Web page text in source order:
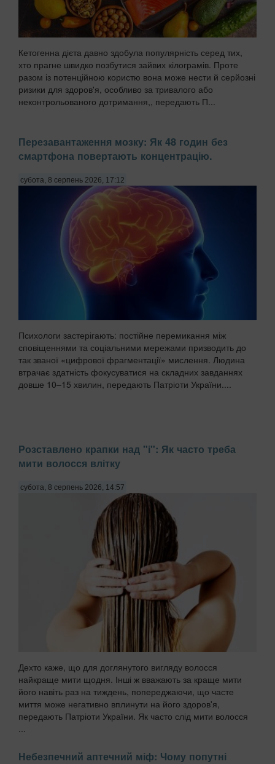
Кетогенна дієта давно здобула популярність серед тих,
хто прагне швидко позбутися зайвих кілограмів. Проте
разом із потенційною користю вона може нести й серйозні
ризики для здоров'я, особливо за тривалого або
неконтрольованого дотримання,, передають П...
Перезавантаження мозку: Як 48 годин без
смартфона повертають концентрацію.
субота, 8 серпень 2026, 17:12
Психологи застерігають: постійне перемикання між
сповіщеннями та соціальними мережами призводить до
так званої «цифрової фрагментації» мислення. Людина
втрачає здатність фокусуватися на складних завданнях
довше 10–15 хвилин, передають Патріоти України....
Розставлено крапки над "і": Як часто треба
мити волосся влітку
субота, 8 серпень 2026, 14:57
Дехто каже, що для доглянутого вигляду волосся
найкраще мити щодня. Інші ж вважають за краще мити
його навіть раз на тиждень, попереджаючи, що часте
миття може негативно вплинути на його здоров'я,
передають Патріоти України. Як часто слід мити волосся
Небезпечний аптечний міф: Чому попутні